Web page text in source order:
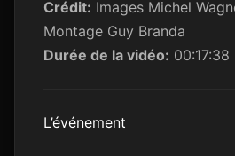
Crédit: Images Michel
Montage Guy Branda
Durée de la vidéo: 00:17:38
L’événement